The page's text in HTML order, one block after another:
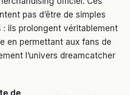
pas d’être de simples
: ils prolongent véritablement
en permettant aux fans de
l’univers dreamcatcher